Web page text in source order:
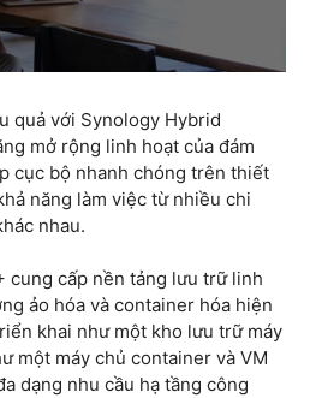
quả với Synology Hybrid
mở rộng linh hoạt của đám
cục bộ nhanh chóng trên thiết
năng làm việc từ nhiều chi
nhau.
cung cấp nền tảng lưu trữ linh
ảo hóa và container hóa hiện
khai như một kho lưu trữ máy
một máy chủ container và VM
dạng nhu cầu hạ tầng công